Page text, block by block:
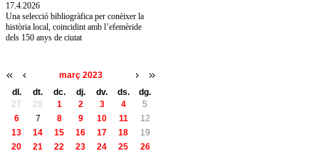
17.4.2026
Una selecció bibliogràfica per conèixer la
història local, coincidint amb l’efemèride
dels 150 anys de ciutat
març 2023
dl.
dt. dc. dj. dv. ds.
dg.
27
28 1 2 3 4
5
6
7 8 9 10 11
12
13
14 15 16 17 18
19
20
21 22 23 24 25 26